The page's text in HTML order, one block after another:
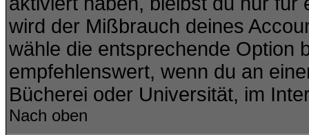
wird der Mißbrauch deines
wähle die entsprechende Option
empfehlenswert, wenn du an
Bücherei oder Universität, im
Nach oben